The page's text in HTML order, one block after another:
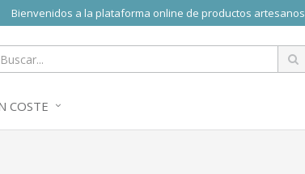
Bienvenidos a la plataforma online de productos artesanos
COSTE